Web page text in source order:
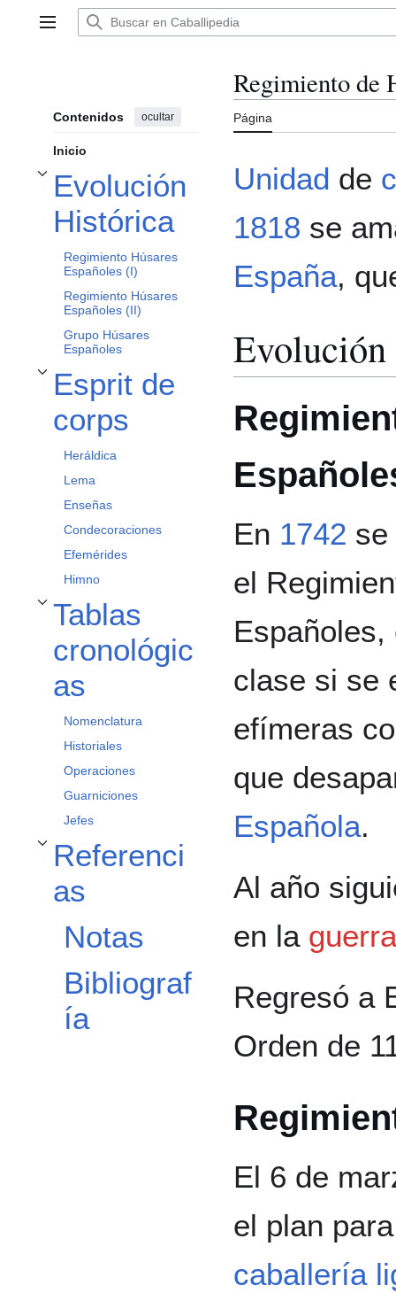
Menú principal
Contenidos ocultar
Inicio
Evolución
Histórica
Alternar subsección Evolución Histórica
Regimiento Húsares
Españoles (I)
Regimiento Húsares
Españoles (II)
Grupo Húsares
Españoles
Esprit de
corps
Alternar subsección Esprit de corps
Heráldica
Lema
Enseñas
Condecoraciones
Efemérides
Himno
Tablas
cronológic
as
Alternar subsección Tablas cronológicas
Nomenclatura
Historiales
Operaciones
Guarniciones
Jefes
Referenci
as
Alternar subsección Referencias
Notas
Bibliograf
ía
Regimiento de
Página
Unidad de
1818 se
España,
En 1742 se
el
clase si se
efímeras
que
Española.
Al año
en la
Regresó a
Orden de
El 6 de
el plan
caballería